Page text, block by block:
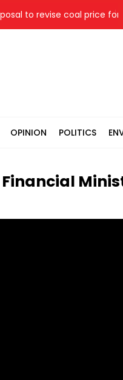
to revise coal price for
OPINION POLITICS
রানু | Financial